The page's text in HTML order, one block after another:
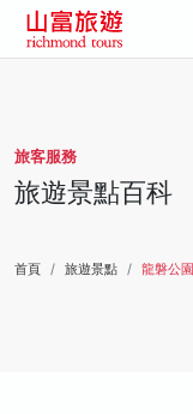
旅客服務
旅遊景點百科
首頁 旅遊景點 龍磐公園